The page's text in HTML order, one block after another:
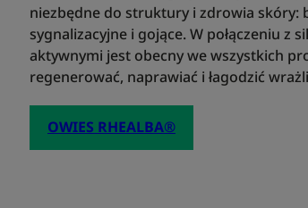
niezbędne do struktury i zdrowia skóry:
sygnalizacyjne i gojące. W połączeniu z
aktywnymi jest obecny we wszystkich
regenerować, naprawiać i łagodzić
OWIES RHEALBA®